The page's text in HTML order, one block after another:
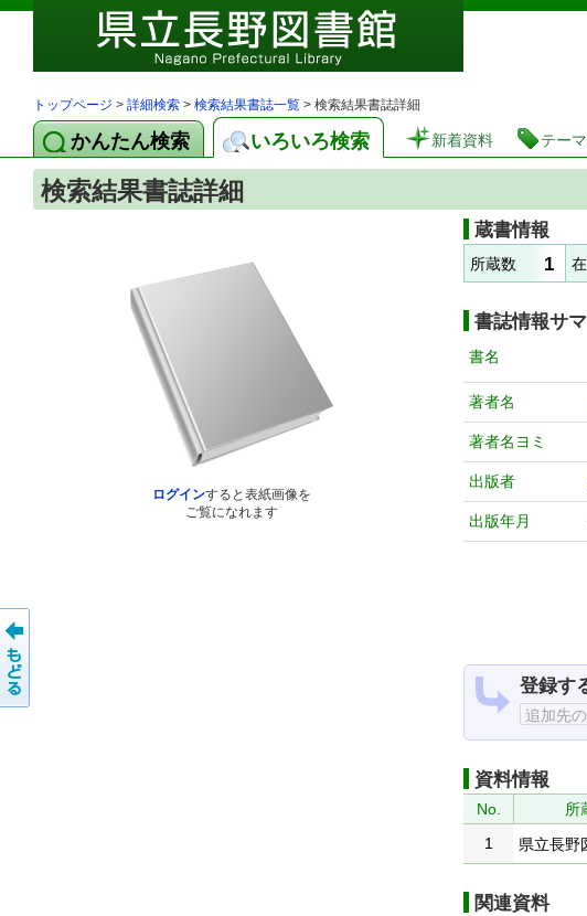
図書館
トップページ > 詳細検索 > 検索結果書誌一覧 > 検索結果書誌詳細
かんたん検索 いろいろ検索 新着資料 テー
検索結果書誌詳細
ログインすると表紙画像を
ご覧になれます
蔵書情報
所蔵数 1
書誌情報サ
書名
著者名
著者名ヨミ
出版者
出版年月
登録す
資料情報
No. 所
1
県立長野
関連資料